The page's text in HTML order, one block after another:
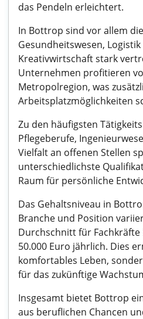
das Pendeln erleichtert.
In Bottrop sind vor allem
Gesundheitswesen,
Kreativwirtschaft stark
Unternehmen profitieren
Metropolregion, was
Arbeitsplatzmöglichkeiten
Zu den häufigsten
Pflegeberufe,
Vielfalt an offenen Stellen
unterschiedlichste
Raum für persönliche
Das Gehaltsniveau in
Branche und Position
Durchschnitt für Fachkräfte
50.000 Euro jährlich. Dies
komfortables Leben,
für das zukünftige
Insgesamt bietet Bottrop
aus beruflichen Chancen